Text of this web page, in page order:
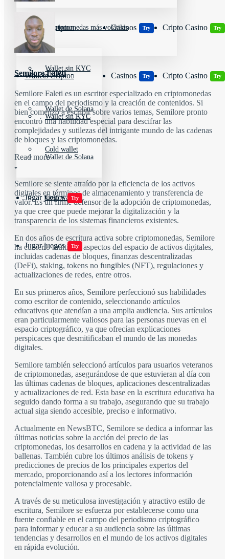
Wallets Cripto
Wallet sin KYC
Wallet de Solana
Cold wallet
Casinos Try Cripto Casino Try
Jugar juegos Try
Criptomonedas más volátiles
Wallets Cripto
Wallet sin KYC
Wallet de Solana
Cold wallet
Casinos Try Cripto Casino Try
Jugar juegos Try
Semilore Faleti
Semilore Faleti es un escritor especializado en criptomonedas
en el campo del periodismo y la creación de contenidos. Si
bien comenzó a escribir sobre varios temas, Semilore pronto
encontró una habilidad especial para descifrar las
complejidades y sutilezas del intrigante mundo de las cadenas
de bloques y las criptomonedas.
Read more
Semilore se siente atraído por la eficiencia de los activos
digitales en términos de almacenamiento y transferencia de
valor. Es un firme defensor de la adopción de criptomonedas,
ya que cree que puede mejorar la digitalización y la
transparencia de los sistemas financieros existentes.
En dos años de escritura activa sobre criptomonedas, Semilore
ha cubierto múltiples aspectos del espacio de activos digitales,
incluidas cadenas de bloques, finanzas descentralizadas
(DeFi), staking, tokens no fungibles (NFT), regulaciones y
actualizaciones de redes, entre otros.
En sus primeros años, Semilore perfeccionó sus habilidades
como escritor de contenido, seleccionando artículos
educativos que atendían a una amplia audiencia. Sus artículos
eran particularmente valiosos para las personas nuevas en el
espacio criptográfico, ya que ofrecían explicaciones
perspicaces que desmitificaban el mundo de las monedas
digitales.
Semilore también seleccionó artículos para usuarios veteranos
de criptomonedas, asegurándose de que estuvieran al día con
las últimas cadenas de bloques, aplicaciones descentralizadas
y actualizaciones de red. Esta base en la escritura educativa ha
seguido dando forma a su trabajo, asegurando que su trabajo
actual siga siendo accesible, preciso e informativo.
Actualmente en NewsBTC, Semilore se dedica a informar las
últimas noticias sobre la acción del precio de las
criptomonedas, los desarrollos en cadena y la actividad de las
ballenas. También cubre los últimos análisis de tokens y
predicciones de precios de los principales expertos del
mercado, proporcionando así a los lectores información
potencialmente valiosa y procesable.
A través de su meticulosa investigación y atractivo estilo de
escritura, Semilore se esfuerza por establecerse como una
fuente confiable en el campo del periodismo criptográfico
para informar y educar a su audiencia sobre las últimas
tendencias y desarrollos en el mundo de los activos digitales
en rápida evolución.